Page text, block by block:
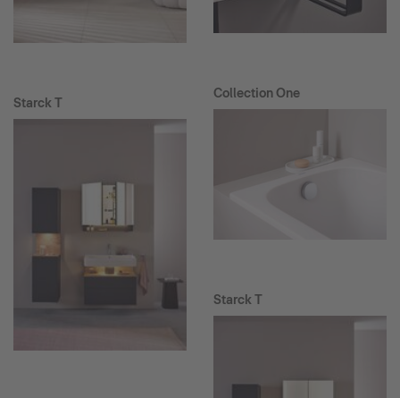
Starck T
Collection One
Starck T